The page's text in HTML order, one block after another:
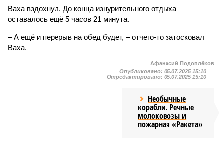
Ваха вздохнул. До конца изнурительного отдыха
оставалось ещё 5 часов 21 минута.
– А ещё и перерыв на обед будет, – отчего-то затосковал
Ваха.
Афанасий Подоплёков
Опубликовано: 05.07.2025 15:10
Отредактировано: 05.07.2025 15:10
Необычные
корабли. Речные
молоковозы и
пожарная «Ракета»